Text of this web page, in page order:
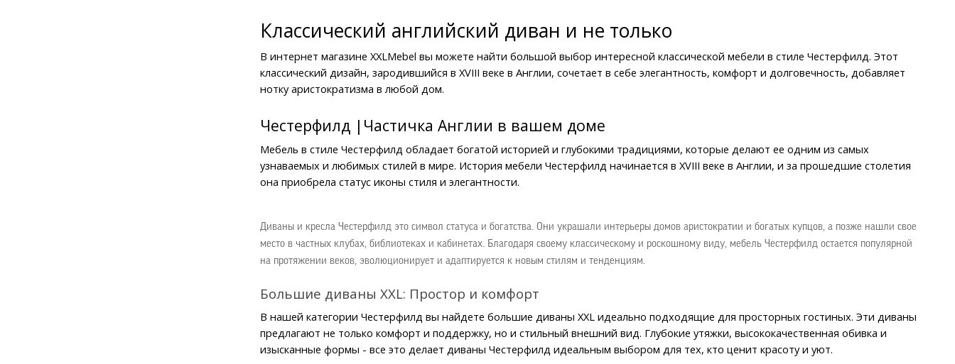
Классический английский диван и не только
В интернет магазине XXLMebel вы можете найти большой выбор интересной классической мебели в стиле Честерфилд. Этот
классический дизайн, зародившийся в XVIII веке в Англии, сочетает в себе элегантность, комфорт и долговечность, добавляет
нотку аристократизма в любой дом.
Честерфилд |Частичка Англии в вашем доме
Мебель в стиле Честерфилд обладает богатой историей и глубокими традициями, которые делают ее одним из самых
узнаваемых и любимых стилей в мире. История мебели Честерфилд начинается в XVIII веке в Англии, и за прошедшие столетия
она приобрела статус иконы стиля и элегантности.
Диваны и кресла Честерфилд это символ статуса и богатства. Они украшали интерьеры домов аристократии и богатых купцов, а позже нашли свое
место в частных клубах, библиотеках и кабинетах. Благодаря своему классическому и роскошному виду, мебель Честерфилд остается популярной
на протяжении веков, эволюционирует и адаптируется к новым стилям и тенденциям.
Большие диваны XXL: Простор и комфорт
В нашей категории Честерфилд вы найдете большие диваны XXL идеально подходящие для просторных гостиных. Эти диваны
предлагают не только комфорт и поддержку, но и стильный внешний вид. Глубокие утяжки, высококачественная обивка и
изысканные формы - все это делает диваны Честерфилд идеальным выбором для тех, кто ценит красоту и уют.